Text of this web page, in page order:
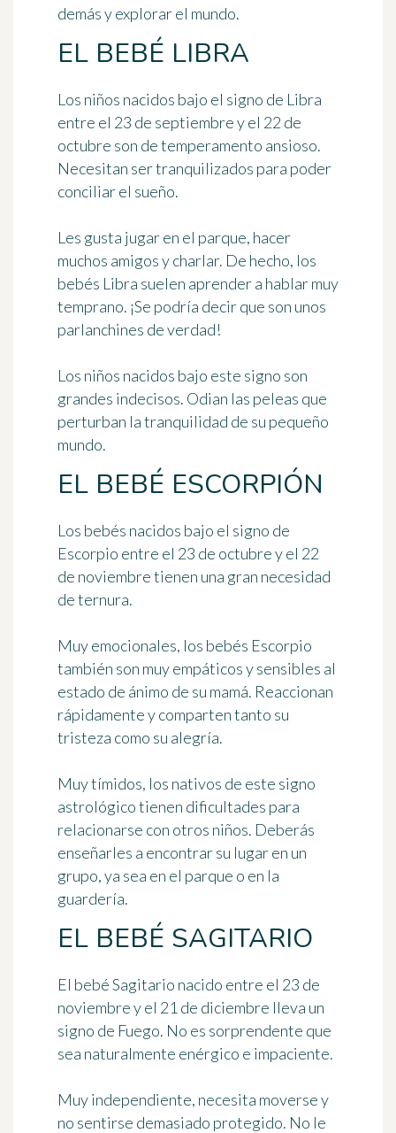
demás y explorar el mundo.
EL BEBÉ LIBRA
Los niños nacidos bajo el signo de Libra
entre el 23 de septiembre y el 22 de
octubre son de temperamento ansioso.
Necesitan ser tranquilizados para poder
conciliar el sueño.
Les gusta jugar en el parque, hacer
muchos amigos y charlar. De hecho, los
bebés Libra suelen aprender a hablar muy
temprano. ¡Se podría decir que son unos
parlanchines de verdad!
Los niños nacidos bajo este signo son
grandes indecisos. Odian las peleas que
perturban la tranquilidad de su pequeño
mundo.
EL BEBÉ ESCORPIÓN
Los bebés nacidos bajo el signo de
Escorpio entre el 23 de octubre y el 22
de noviembre tienen una gran necesidad
de ternura.
Muy emocionales, los bebés Escorpio
también son muy empáticos y sensibles al
estado de ánimo de su mamá. Reaccionan
rápidamente y comparten tanto su
tristeza como su alegría.
Muy tímidos, los nativos de este signo
astrológico tienen dificultades para
relacionarse con otros niños. Deberás
enseñarles a encontrar su lugar en un
grupo, ya sea en el parque o en la
guardería.
EL BEBÉ SAGITARIO
El bebé Sagitario nacido entre el 23 de
noviembre y el 21 de diciembre lleva un
signo de Fuego. No es sorprendente que
sea naturalmente enérgico e impaciente.
Muy independiente, necesita moverse y
no sentirse demasiado protegido. No le